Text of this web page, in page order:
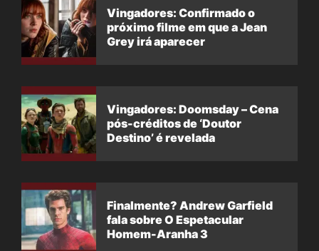
Vingadores: Confirmado o
próximo filme em que a Jean
Grey irá aparecer
Vingadores: Doomsday – Cena
pós-créditos de ‘Doutor
Destino’ é revelada
Finalmente? Andrew Garfield
fala sobre O Espetacular
Homem-Aranha 3